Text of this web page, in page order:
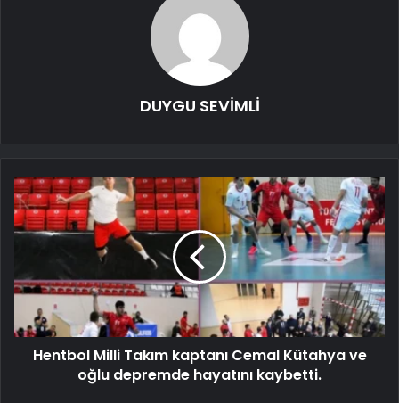
DUYGU SEVİMLİ
Hentbol Milli Takım kaptanı Cemal Kütahya ve
oğlu depremde hayatını kaybetti.